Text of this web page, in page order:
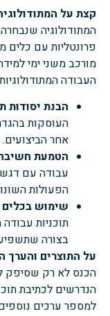
קצת על
המתודולוגיה
פרונטליות עם כלים
מורכב משני ימי
העבודה
הבנת יסודות
העוסקות
אחר הביצועים.
הטמעת
עבודה עם דגש
הפעולות
שימוש
תוכניות
בצורה
על התוצרים והערך
הכנס לא רק שסיפק
הנדרשים לכתיבת
למספר ערכים